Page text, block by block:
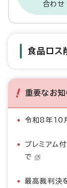
合わせ
食品ロス
重要なお知
令和8年10
プレミアム
で
最高裁判決